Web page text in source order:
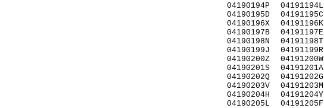
04190194P
04190195D
04190196X
04190197B
04190198N
04190199J
04190200Z
04190201S
04190202Q
04190203V
04190204H
04190205L
04191194L
04191195C
04191196K
04191197E
04191198T
04191199R
04191200W
04191201A
04191202G
04191203M
04191204Y
04191205F